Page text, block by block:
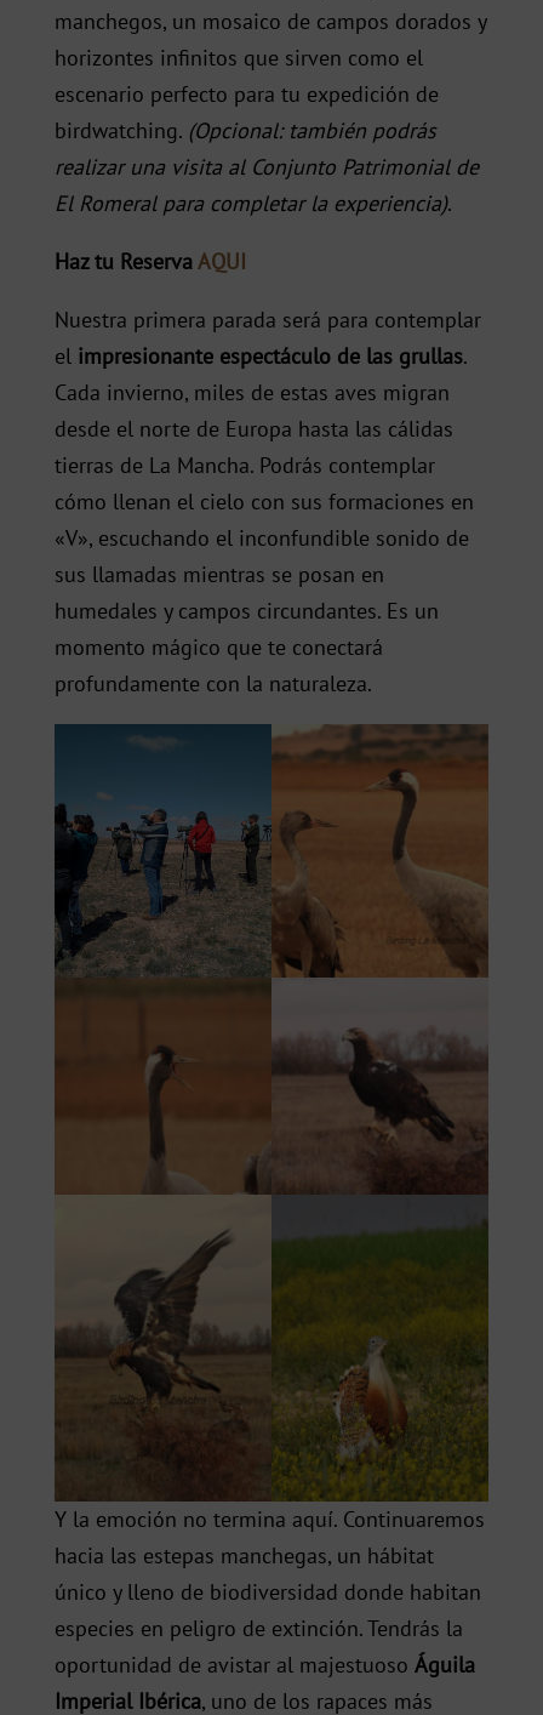
manchegos, un mosaico de campos dorados y
horizontes infinitos que sirven como el
escenario perfecto para tu expedición de
birdwatching. (Opcional: también podrás
realizar una visita al Conjunto Patrimonial de
El Romeral para completar la experiencia).
Haz tu ReservaAQUI
Nuestra primera parada será para contemplar
el impresionante espectáculo de las grullas.
Cada invierno, miles de estas aves migran
desde el norte de Europa hasta las cálidas
tierras de La Mancha. Podrás contemplar
cómo llenan el cielo con sus formaciones en
«V», escuchando el inconfundible sonido de
sus llamadas mientras se posan en
humedales y campos circundantes. Es un
momento mágico que te conectará
profundamente con la naturaleza.
Y la emoción no termina aquí. Continuaremos
hacia las estepas manchegas, un hábitat
único y lleno de biodiversidad donde habitan
especies en peligro de extinción. Tendrás la
oportunidad de avistar al majestuoso Águila
Imperial Ibérica, uno de los rapaces más